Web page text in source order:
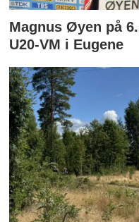
Magnus Øyen på
U20-VM i Eugene